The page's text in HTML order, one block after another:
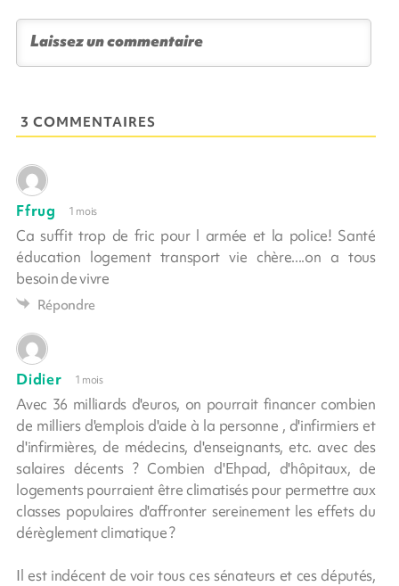
3 COMMENTAIRES
Ffrug 1 mois
Ca suffit trop de fric pour l armée et la police! Santé
éducation logement transport vie chère....on a tous
besoin de vivre
Répondre
Didier 1 mois
Avec 36 milliards d'euros, on pourrait financer combien
de milliers d'emplois d'aide à la personne , d'infirmiers et
d'infirmières, de médecins, d'enseignants, etc. avec des
salaires décents ? Combien d'Ehpad, d'hôpitaux, de
logements pourraient être climatisés pour permettre aux
classes populaires d'affronter sereinement les effets du
dérèglement climatique ?
Il est indécent de voir tous ces sénateurs et ces députés,